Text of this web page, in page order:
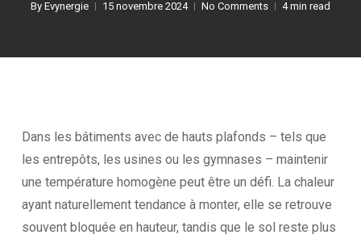
By Evynergie 15 novembre 2024 No Comments 4 min read
Dans les bâtiments avec de hauts plafonds – tels que
les entrepôts, les usines ou les gymnases – maintenir
une température homogène peut être un défi. La chaleur
ayant naturellement tendance à monter, elle se retrouve
souvent bloquée en hauteur, tandis que le sol reste plus